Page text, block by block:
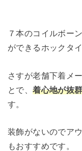
７本のコイルボー
ができるホックタ
さすが老舗下着メ
とで、着心地が抜
す。
装飾がないのでア
もおすすめです。